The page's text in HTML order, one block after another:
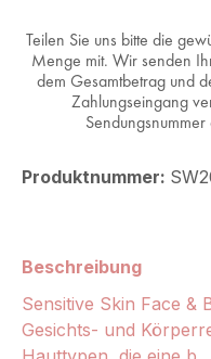
Teilen Sie uns bitte die
Menge mit. Wir senden
dem Gesamtbetrag und
Zahlungseingang
Produktnummer:
Beschreibung
Sensitive Skin Face &
Gesichts- und